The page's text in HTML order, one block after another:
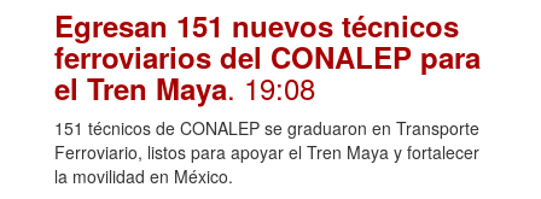
Egresan 151 nuevos técnicos
ferroviarios del CONALEP para
el Tren Maya. 19:08
151 técnicos de CONALEP se graduaron en Transporte
Ferroviario, listos para apoyar el Tren Maya y fortalecer
la movilidad en México.